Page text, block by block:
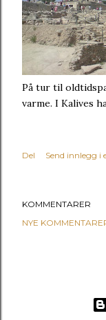
På tur til
varme. I Kalives
Del Send innlegg i
KOMMENTARER
NYE